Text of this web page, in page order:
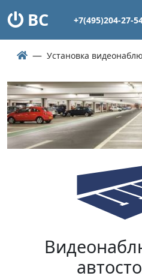
ВС +7(495)204-27-
Установка